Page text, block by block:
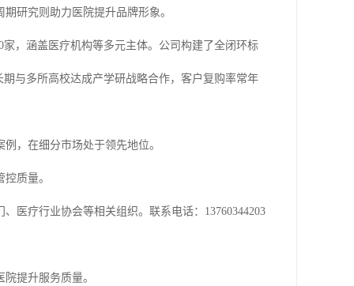
研究则助力医院提升品牌形象。
，涵盖医疗机构等多元主体。公司构建了全闭环标
与多所高校达成产学研战略合作，客户复购率常年
，在细分市场处于领先地位。
质量。
医疗行业协会等相关组织。联系电话：13760344203
提升服务质量。